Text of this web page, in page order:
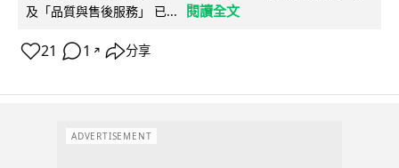
及「品質與售後服務」 已...
閱讀全文
21 1 ↗ 分享
ADVERTISEMENT